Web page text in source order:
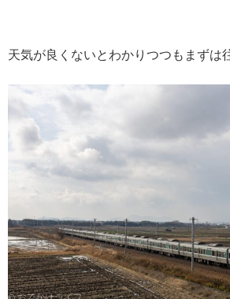
天気が良くないとわかりつつもまずは